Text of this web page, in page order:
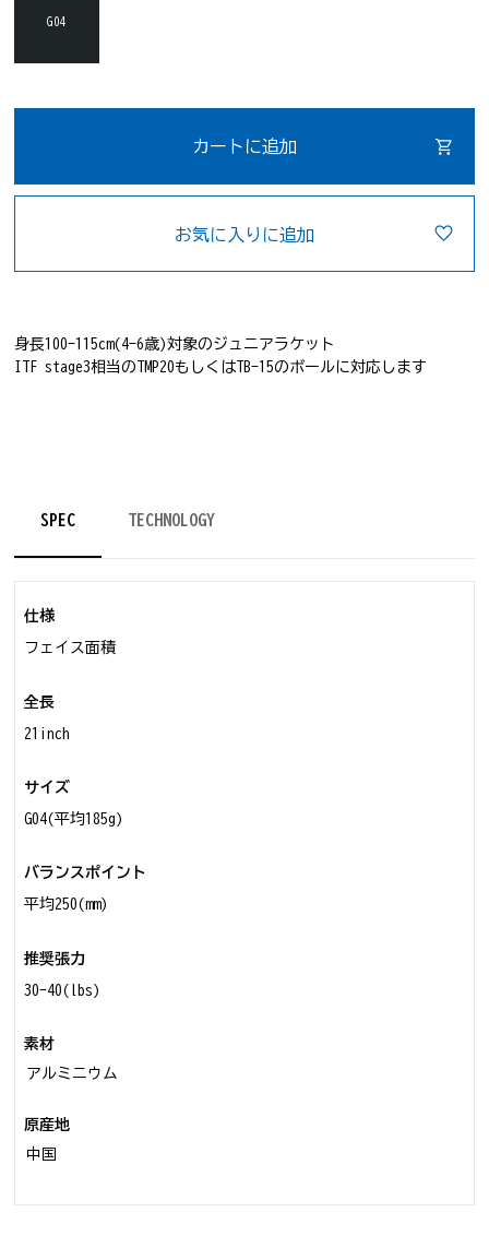
G04
カートに追加
お気に入りに追加
身長100-115cm(4-6歳)対象のジュニアラケット
ITF stage3相当のTMP20もしくはTB-15のボールに対応します
SPEC TECHNOLOGY
仕様
フェイス面積
全長
21inch
サイズ
G04(平均185g)
バランスポイント
平均250(mm)
推奨張力
30-40(lbs)
素材
アルミニウム
原産地
中国